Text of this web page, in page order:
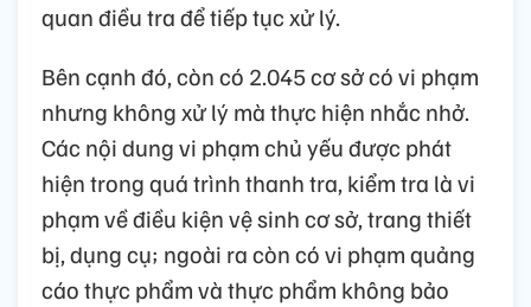
quan điều tra để tiếp tục xử lý.
Bên cạnh đó, còn có 2.045 cơ sở có vi phạm
nhưng không xử lý mà thực hiện nhắc nhở.
Các nội dung vi phạm chủ yếu được phát
hiện trong quá trình thanh tra, kiểm tra là vi
phạm về điều kiện vệ sinh cơ sở, trang thiết
bị, dụng cụ; ngoài ra còn có vi phạm quảng
cáo thực phẩm và thực phẩm không bảo